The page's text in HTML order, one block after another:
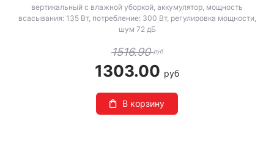
вертикальный с влажной уборкой, аккумулятор, мощность
всасывания: 135 Вт, потребление: 300 Вт, регулировка мощности,
шум 72 дБ
1516.90руб
1303.00 руб
В корзину